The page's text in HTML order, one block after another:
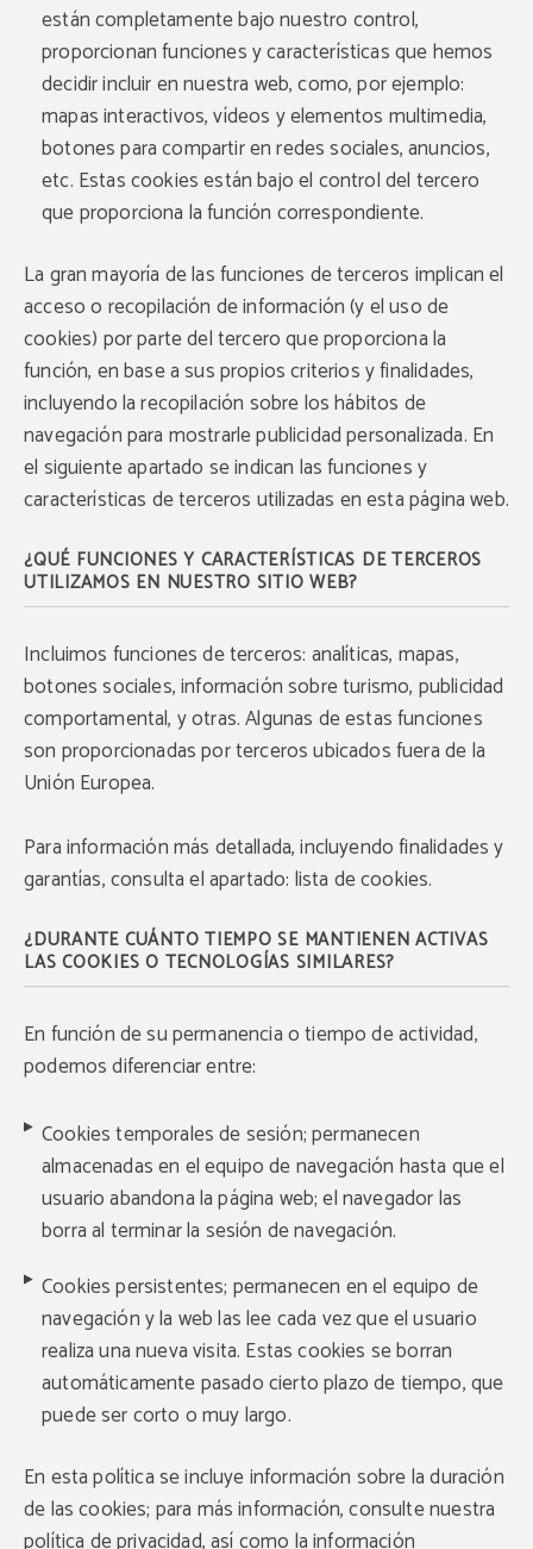
están completamente bajo nuestro control,
proporcionan funciones y características que hemos
decidir incluir en nuestra web, como, por ejemplo:
mapas interactivos, vídeos y elementos multimedia,
botones para compartir en redes sociales, anuncios,
etc. Estas cookies están bajo el control del tercero
que proporciona la función correspondiente.
La gran mayoría de las funciones de terceros implican el
acceso o recopilación de información (y el uso de
cookies) por parte del tercero que proporciona la
función, en base a sus propios criterios y finalidades,
incluyendo la recopilación sobre los hábitos de
navegación para mostrarle publicidad personalizada. En
el siguiente apartado se indican las funciones y
características de terceros utilizadas en esta página web.
¿QUÉ FUNCIONES Y CARACTERÍSTICAS DE TERCEROS
UTILIZAMOS EN NUESTRO SITIO WEB?
Incluimos funciones de terceros: analíticas, mapas,
botones sociales, información sobre turismo, publicidad
comportamental, y otras. Algunas de estas funciones
son proporcionadas por terceros ubicados fuera de la
Unión Europea.
Para información más detallada, incluyendo finalidades y
garantías, consulta el apartado: lista de cookies.
¿DURANTE CUÁNTO TIEMPO SE MANTIENEN ACTIVAS
LAS COOKIES O TECNOLOGÍAS SIMILARES?
En función de su permanencia o tiempo de actividad,
podemos diferenciar entre:
Cookies temporales de sesión; permanecen
almacenadas en el equipo de navegación hasta que el
usuario abandona la página web; el navegador las
borra al terminar la sesión de navegación.
Cookies persistentes; permanecen en el equipo de
navegación y la web las lee cada vez que el usuario
realiza una nueva visita. Estas cookies se borran
automáticamente pasado cierto plazo de tiempo, que
puede ser corto o muy largo.
En esta política se incluye información sobre la duración
de las cookies; para más información, consulte nuestra
política de privacidad, así como la información
Descuento adicional con el código PROMOWEB
RESERVAR